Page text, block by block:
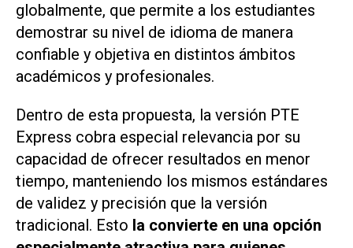
globalmente, que permite a los estudiantes
demostrar su nivel de idioma de manera
confiable y objetiva en distintos ámbitos
académicos y profesionales.
Dentro de esta propuesta, la versión PTE
Express cobra especial relevancia por su
capacidad de ofrecer resultados en menor
tiempo, manteniendo los mismos estándares
de validez y precisión que la versión
tradicional. Esto la convierte en una opción